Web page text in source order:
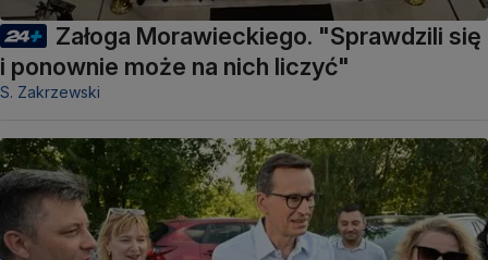
Załoga Morawieckiego. "Sprawdzili się
i ponownie może na nich liczyć"
S. Zakrzewski